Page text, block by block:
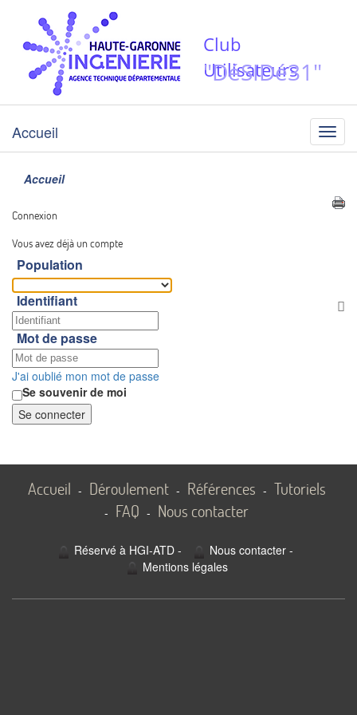
Club
Utilisateurs
"DéSIDé31"
Menu
Accueil
Accueil
Connexion
Vous avez déjà un compte
Population
Identifiant
Mot de passe
J'ai oublié mon mot de passe
Se souvenir de moi
Se connecter
Accueil - Déroulement - Références - Tutoriels
- FAQ - Nous contacter
Réservé à HGI-ATD- Nous contacter-
Mentions légales